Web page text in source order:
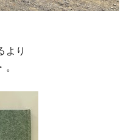
より